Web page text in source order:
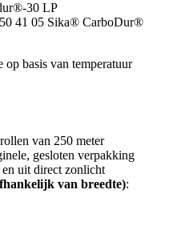
30 LP
41 05 Sika® CarboDur®
op basis van temperatuur
van 250 meter
gesloten verpakking
uit direct zonlicht
van breedte):